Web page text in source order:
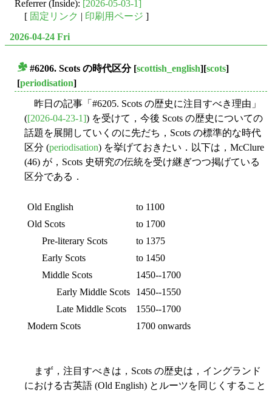
Referrer (Inside): [2026-05-03-1]
[ 固定リンク | 印刷用ページ ]
2026-04-24 Fri
#6206. Scots の時代区分[scottish_english][scots]
[periodisation]
昨日の記事「#6205. Scots の歴史に注目すべき理由」
([2026-04-23-1]) を受けて，今後 Scots の歴史についての
話題を展開していくのに先だち，Scots の標準的な時代
区分 (periodisation) を挙げておきたい．以下は，McClure
(46) が，Scots 史研究の伝統を受け継ぎつつ掲げている
区分である．
Old English
to 1100
Old Scots
to 1700
Pre-literary Scots
to 1375
Early Scots
to 1450
Middle Scots
1450--1700
Early Middle Scots
1450--1550
Late Middle Scots
1550--1700
Modern Scots
1700 onwards
まず，注目すべきは，Scots の歴史は，イングランド
における古英語 (Old English) とルーツを同じくすること